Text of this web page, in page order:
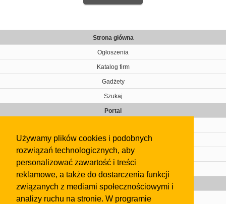
Używamy plików cookies i podobnych
rozwiązań technologicznych, aby
personalizować zawartość i treści
reklamowe, a także do dostarczenia funkcji
związanych z mediami społecznościowymi i
analizy ruchu na stronie. W programie
Strona główna
Ogłoszenia
Katalog firm
Gadżety
Szukaj
Portal
Kontakt
Regulamin
Gazeta
Olkusz